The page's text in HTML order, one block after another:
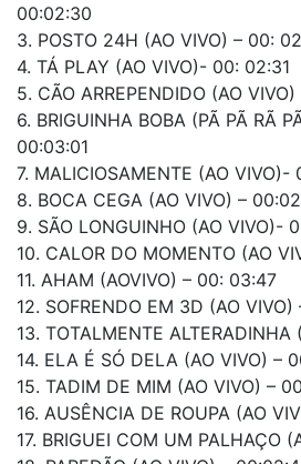
00:02:30
3. POSTO 24H (AO VIVO) – 00:
4. TÁ PLAY (AO VIVO)- 00: 02:31
5. CÃO ARREPENDIDO (AO
6. BRIGUINHA BOBA (PÃ PÃ RÃ
00:03:01
7. MALICIOSAMENTE (AO VIVO)-
8. BOCA CEGA (AO VIVO) –
9. SÃO LONGUINHO (AO VIVO)-
10. CALOR DO MOMENTO (AO
11. AHAM (AOVIVO) – 00: 03:47
12. SOFRENDO EM 3D (AO
13. TOTALMENTE
14. ELA É SÓ DELA (AO VIVO) –
15. TADIM DE MIM (AO VIVO) –
16. AUSÊNCIA DE ROUPA (AO
17. BRIGUEI COM UM PALHAÇO